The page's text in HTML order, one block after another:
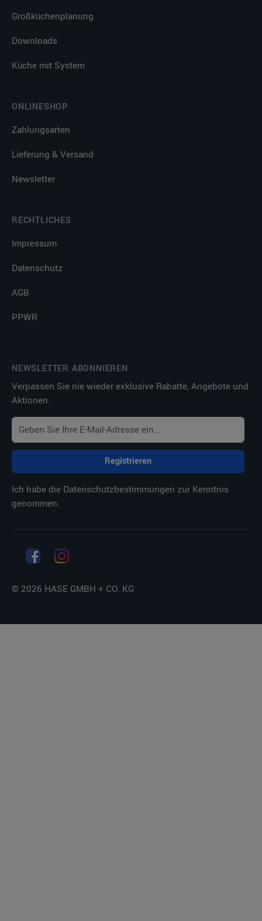
Großküchenplanung
Downloads
Küche mit System
ONLINESHOP
Zahlungsarten
Lieferung & Versand
Newsletter
RECHTLICHES
Impressum
Datenschutz
AGB
PPWR
NEWSLETTER ABONNIEREN
Verpassen Sie nie wieder exklusive Rabatte, Angebote und
Aktionen.
Registrieren
Ich habe die Datenschutzbestimmungen zur Kenntnis
genommen.
© 2026 HASE GMBH + CO. KG